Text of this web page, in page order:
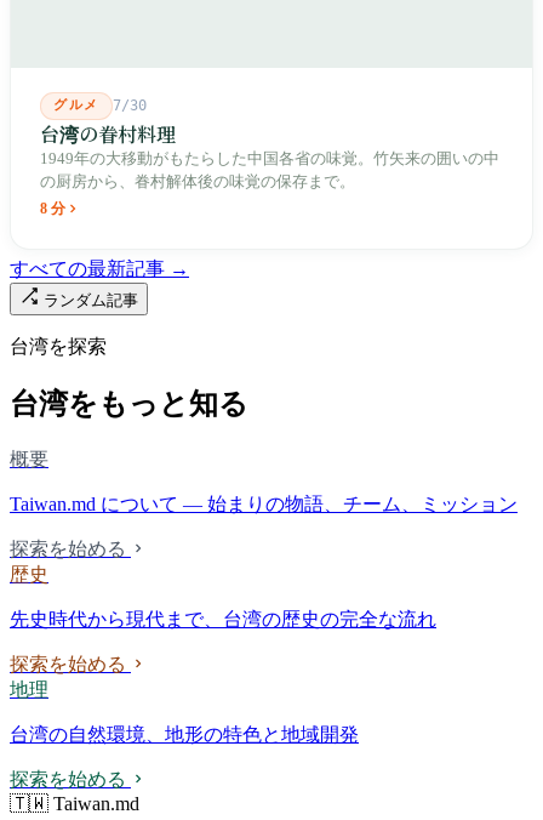
グルメ 7/30
台湾の眷村料理
1949年の大移動がもたらした中国各省の味覚。竹矢来の囲いの中
の厨房から、眷村解体後の味覚の保存まで。
8 分
すべての最新記事 →
ランダム記事
台湾を探索
台湾をもっと知る
概要
Taiwan.md について — 始まりの物語、チーム、ミッション
探索を始める
歴史
先史時代から現代まで、台湾の歴史の完全な流れ
探索を始める
地理
台湾の自然環境、地形の特色と地域開発
探索を始める
🇹🇼 Taiwan.md